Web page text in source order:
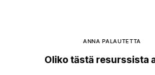
ANNA PALAUTETTA
Oliko tästä resurssista